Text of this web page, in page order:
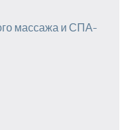
массажа и СПА-